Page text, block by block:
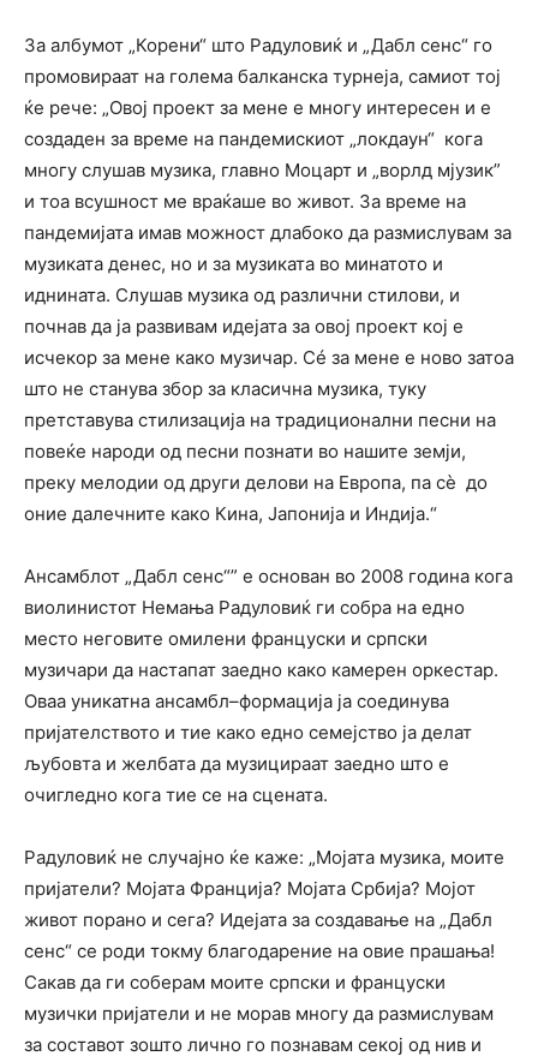
За албумот „Корени“ што Радуловиќ и „Дабл сенс“ го
промовираат на голема балканска турнеја, самиот тој
ќе рече: „Овој проект за мене е многу интересен и е
создаден за време на пандемискиот „локдаун“ кога
многу слушав музика, главно Моцарт и „ворлд мјузик”
и тоа всушност ме враќаше во живот. За време на
пандемијата имав можност длабоко да размислувам за
музиката денес, но и за музиката во минатото и
иднината. Слушав музика од различни стилови, и
почнав да ја развивам идејата за овој проект кој е
исчекор за мене како музичар. Сé за мене е ново затоа
што не станува збор за класична музика, туку
претставува стилизација на традиционални песни на
повеќе народи од песни познати во нашите земји,
преку мелодии од други делови на Европа, па сѐ до
оние далечните како Кина, Јапонија и Индија.“
Ансамблот „Дабл сенс“” е основан во 2008 година кога
виолинистот Немања Радуловиќ ги собра на едно
место неговите омилени француски и српски
музичари да настапат заедно како камерен оркестар.
Оваа уникатна ансамбл–формација ја соединува
пријателството и тие како едно семејство ја делат
љубовта и желбата да музицираат заедно што е
очигледно кога тие се на сцената.
Радуловиќ не случајно ќе каже: „Мојата музика, моите
пријатели? Мојата Франција? Мојата Србија? Мојот
живот порано и сега? Идејата за создавање на „Дабл
сенс“ се роди токму благодарение на овие прашања!
Сакав да ги соберам моите српски и француски
музички пријатели и не морав многу да размислувам
за составот зошто лично го познавам секој од нив и